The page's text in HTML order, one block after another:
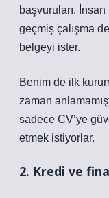
başvuruları. İnsan
geçmiş çalışma
belgeyi ister.
Benim de ilk
zaman
sadece CV’ye
etmek istiyorlar.
2. Kredi ve